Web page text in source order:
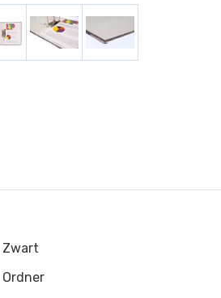
Zwart
Ordner